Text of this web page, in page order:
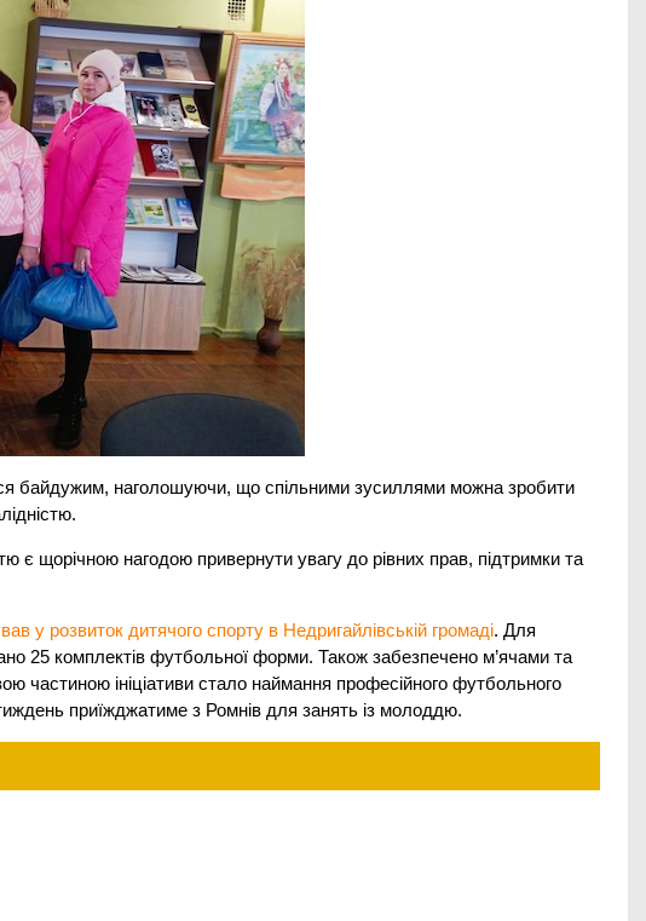
байдужим, наголошуючи, що спільними зусиллями можна зробити
є щорічною нагодою привернути увагу до рівних прав, підтримки та
у розвиток дитячого спорту в Недригайлівській громаді. Для
25 комплектів футбольної форми. Також забезпечено м’ячами та
частиною ініціативи стало наймання професійного футбольного
приїжджатиме з Ромнів для занять із молоддю.